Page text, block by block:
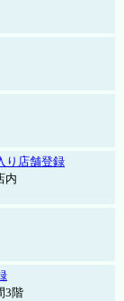
り店舗登録
内
3階